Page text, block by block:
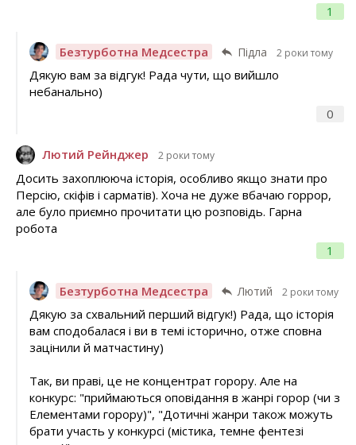
1
Безтурботна Медсестра Підла 2 роки тому
0
Дякую вам за відгук! Рада чути, що вийшло
небанально)
Лютий Рейнджер 2 роки тому
1
Досить захоплююча історія, особливо якщо знати про
Персію, скіфів і сарматів). Хоча не дуже вбачаю горрор,
але було приємно прочитати цю розповідь. Гарна
робота
Безтурботна Медсестра Лютий 2 роки тому
Дякую за схвальний перший відгук!) Рада, що історія
вам сподобалася і ви в темі історично, отже сповна
зацінили й матчастину)
Так, ви праві, це не концентрат горору. Але на
конкурс: "приймаються оповідання в жанрі горор (чи з
Елементами горору)", "Дотичні жанри також можуть
брати участь у конкурсі (містика, темне фентезі